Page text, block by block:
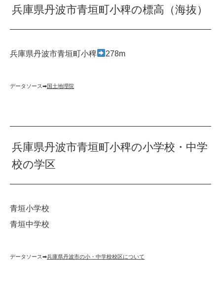
兵庫県丹波市青垣町小稗の標高（海抜）
兵庫県丹波市青垣町小稗 278m
データソース➡︎国土地理院
兵庫県丹波市青垣町小稗の小学校・中学
校の学区
青垣小学校
青垣中学校
データソース➡︎兵庫県丹波市の小・中学校校区について